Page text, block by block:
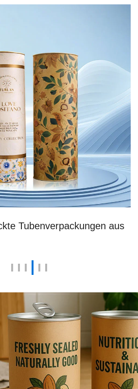
Tubenverpackungen aus